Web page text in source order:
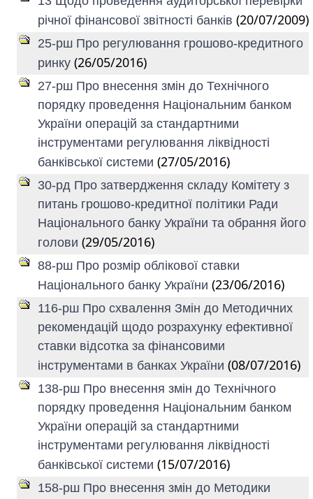
річної фінансової звітності банків (20/07/2009)
25-рш Про регулювання грошово-кредитного
ринку (26/05/2016)
27-рш Про внесення змін до Технічного
порядку проведення Національним банком
України операцій за стандартними
інструментами регулювання ліквідності
банківської системи (27/05/2016)
30-рд Про затвердження складу Комітету з
питань грошово-кредитної політики Ради
Національного банку України та обрання його
голови (29/05/2016)
88-рш Про розмір облікової ставки
Національного банку України (23/06/2016)
116-рш Про схвалення Змін до Методичних
рекомендацій щодо розрахунку ефективної
ставки відсотка за фінансовими
інструментами в банках України (08/07/2016)
138-рш Про внесення змін до Технічного
порядку проведення Національним банком
України операцій за стандартними
інструментами регулювання ліквідності
банківської системи (15/07/2016)
158-рш Про внесення змін до Методики